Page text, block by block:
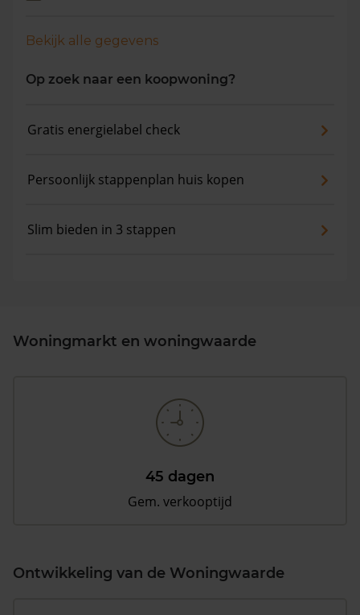
Bekijk alle gegevens
Op zoek naar een koopwoning?
Gratis energielabel check
Persoonlijk stappenplan huis kopen
Slim bieden in 3 stappen
Woningmarkt en woningwaarde
45 dagen
Gem. verkooptijd
Ontwikkeling van de Woningwaarde